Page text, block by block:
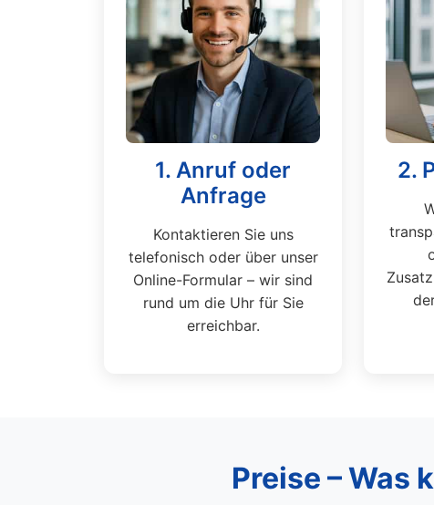
1. Anruf oder
Anfrage
Kontaktieren Sie uns
telefonisch oder über unser
Online-Formular – wir sind
rund um die Uhr für Sie
erreichbar.
2.
Preise – Was